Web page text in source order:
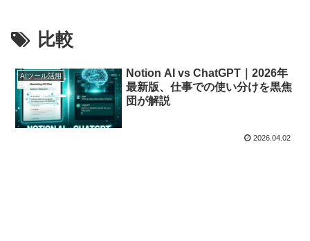
比較
AIツール活用
Notion AI vs ChatGPT｜2026年
最新版、仕事での使い分けを黒焦
団が解説
2026.04.02